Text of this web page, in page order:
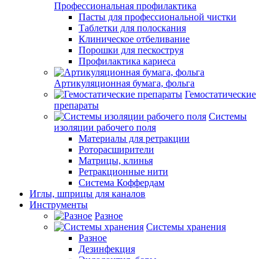
Профессиональная профилактика
Пасты для профессиональной чистки
Таблетки для полоскания
Клиническое отбеливание
Порошки для пескоструя
Профилактика кариеса
Артикуляционная бумага, фольга
Гемостатические
препараты
Системы
изоляции рабочего поля
Материалы для ретракции
Роторасширители
Матрицы, клинья
Ретракционные нити
Система Коффердам
Иглы, шприцы для каналов
Инструменты
Разное
Системы хранения
Разное
Дезинфекция